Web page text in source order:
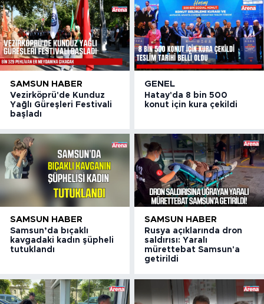
SAMSUN HABER
Vezirköprü'de Kunduz
Yağlı Güreşleri Festivali
başladı
GENEL
Hatay'da 8 bin 500
konut için kura çekildi
SAMSUN HABER
Samsun’da bıçaklı
kavgadaki kadın şüpheli
tutuklandı
SAMSUN HABER
Rusya açıklarında dron
saldırısı: Yaralı
mürettebat Samsun'a
getirildi